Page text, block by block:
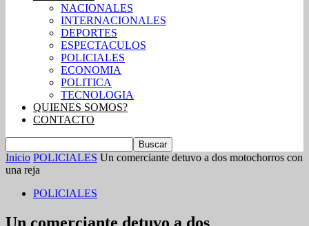
NACIONALES
INTERNACIONALES
DEPORTES
ESPECTACULOS
POLICIALES
ECONOMIA
POLITICA
TECNOLOGIA
QUIENES SOMOS?
CONTACTO
Inicio POLICIALES Un comerciante detuvo a dos motochorros con
una reja
POLICIALES